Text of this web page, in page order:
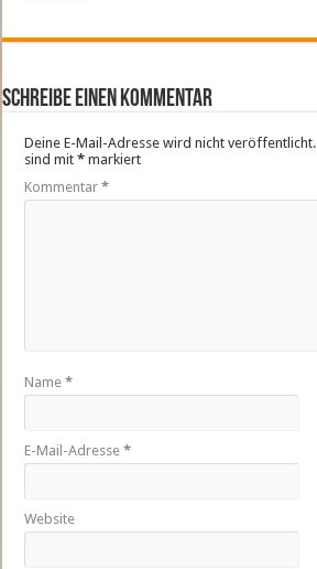
Schreibe einen Kommentar
Deine E-Mail-Adresse wird nicht veröffentlicht.
sind mit* markiert
Kommentar*
Name*
E-Mail-Adresse*
Website